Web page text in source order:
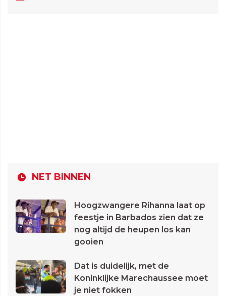
NET BINNEN
Hoogzwangere Rihanna laat op
feestje in Barbados zien dat ze
nog altijd de heupen los kan
gooien
Dat is duidelijk, met de
Koninklijke Marechaussee moet
je niet fokken